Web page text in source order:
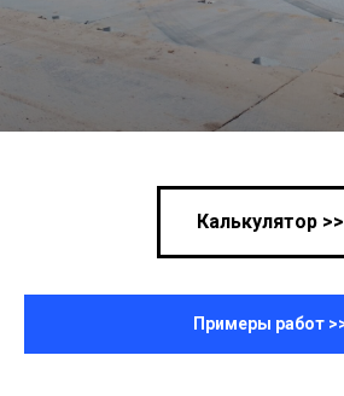
Калькулятор >>
Примеры работ